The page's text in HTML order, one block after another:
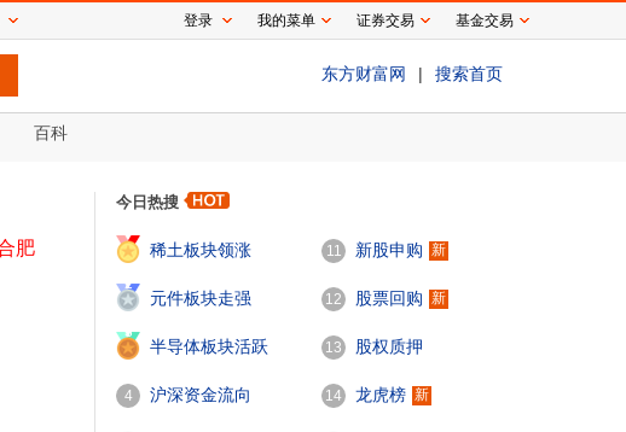
东方财富网 | 搜索首页
百科
肥
今日热搜
稀土板块领涨
2
元件板块走强
3
半导体板块活跃
4 沪深资金流向
11 新股申购 新
12 股票回购 新
13 股权质押
14 龙虎榜 新
登录 我的菜单 证券交易 基金交易